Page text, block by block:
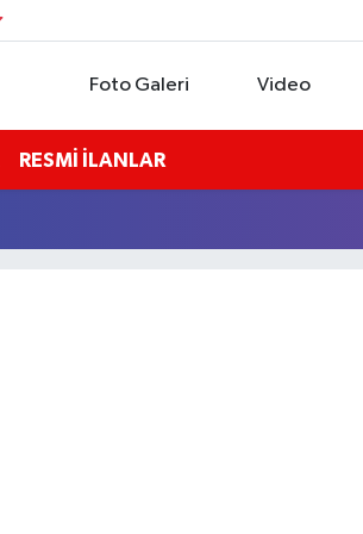
Foto Galeri Video
RESMİ İLANLAR